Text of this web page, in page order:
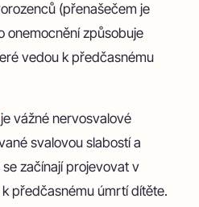
(přenašečem je
onemocnění způsobuje
vedou k předčasnému
je vážné nervosvalové
svalovou slabostí a
začínají projevovat v
předčasnému úmrtí dítěte.